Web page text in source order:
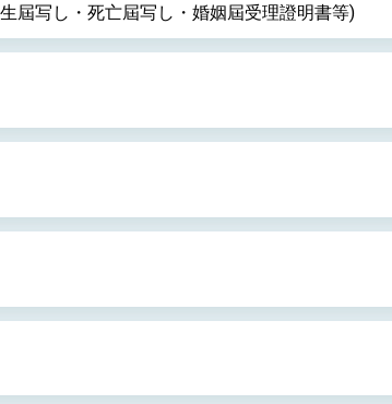
記者會 強調以實力守護台海和平 以決心掌握國家命運
堅持團結 迎風轉型 穩健前行
城辦事處」，進一步深化台美交流合作
屆写し・死亡屆写し・婚姻屆受理證明書等)